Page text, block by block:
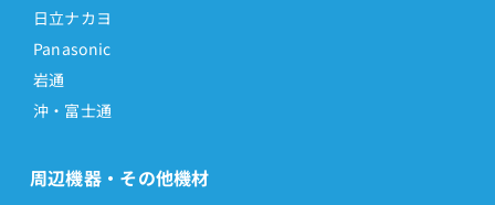
日立ナカヨ
Panasonic
岩通
沖・富士通
周辺機器・その他機材